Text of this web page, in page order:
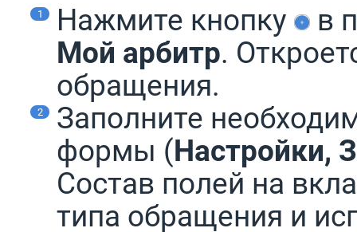
Нажмите кнопку
в
Мой арбитр.
обращения.
Заполните
формы (Настройки,
Состав полей на
типа обращения и